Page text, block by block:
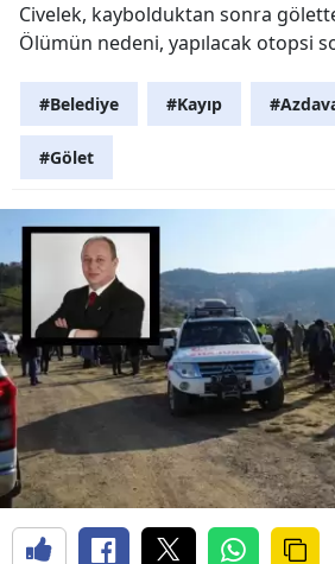
Civelek, kaybolduktan sonra
Ölümün nedeni, yapılacak otopsi
#Belediye #Kayıp
#Gölet